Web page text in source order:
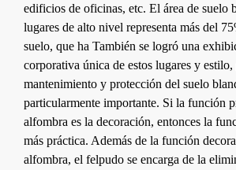
edificios de oficinas, etc. El área de suelo
lugares de alto nivel representa más del
suelo, que ha También se logró una
corporativa única de estos lugares y
mantenimiento y protección del suelo
particularmente importante. Si la función
alfombra es la decoración, entonces la
más práctica. Además de la función
alfombra, el felpudo se encarga de la